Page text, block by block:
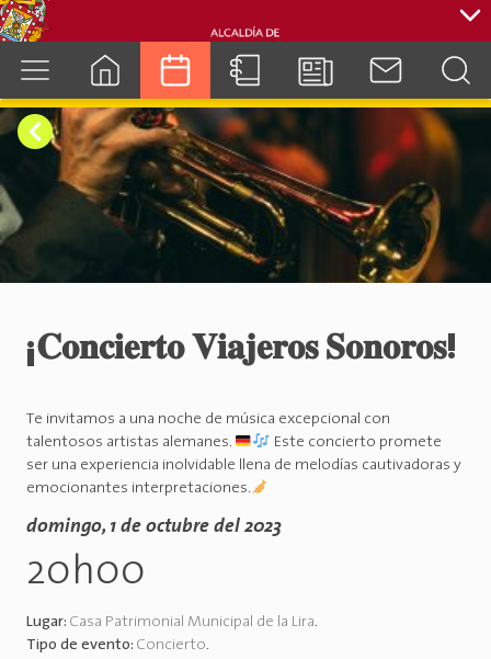
cuenca.gob.ec
¡𝐂𝐨𝐧𝐜𝐢𝐞𝐫𝐭𝐨 𝐕𝐢𝐚𝐣𝐞𝐫𝐨𝐬 𝐒𝐨𝐧𝐨𝐫𝐨𝐬!
Te invitamos a una noche de música excepcional con
talentosos artistas alemanes.
Este concierto promete
ser una experiencia inolvidable llena de melodías cautivadoras y
emocionantes interpretaciones.
domingo, 1 de octubre del 2023
20h00
Lugar: Casa Patrimonial Municipal de la Lira.
Tipo de evento: Concierto.